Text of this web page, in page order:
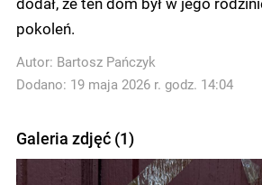
pokoleń.
Autor: Bartosz Pańczyk
Dodano: 19 maja 2026 r. godz. 14:04
Galeria zdjęć (1)